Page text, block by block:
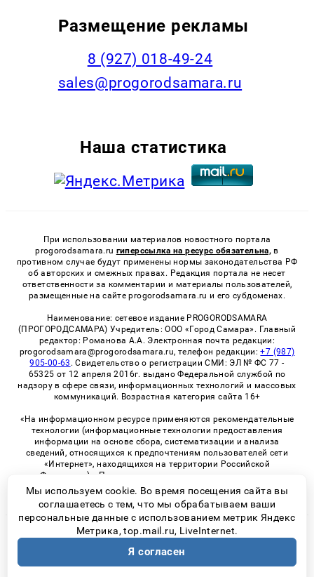
Размещение рекламы
8 (927) 018-49-24
sales@progorodsamara.ru
Наша статистика
При использовании материалов новостного портала
progorodsamara.ru гиперссылка на ресурс обязательна, в
противном случае будут применены нормы законодательства РФ
об авторских и смежных правах. Редакция портала не несет
ответственности за комментарии и материалы пользователей,
размещенные на сайте progorodsamara.ru и его субдоменах.
Наименование: сетевое издание PROGORODSAMARA
(ПРОГОРОДСАМАРА) Учредитель: ООО «Город Самара». Главный
редактор: Романова А.А. Электронная почта редакции:
progorodsamara@progorodsamara.ru, телефон редакции:+7 (987)
905-00-63 . Свидетельство о регистрации СМИ: ЭЛ № ФС 77 -
65325 от 12 апреля 2016г. выдано Федеральной службой по
надзору в сфере связи, информационных технологий и массовых
коммуникаций. Возрастная категория сайта 16+
«На информационном ресурсе применяются рекомендательные
технологии (информационные технологии предоставления
информации на основе сбора, систематизации и анализа
сведений, относящихся к предпочтениям пользователей сети
«Интернет», находящихся на территории Российской
Федерации)». Правила применения рекомендательных
технологий в виджетах рекламно-обменной сети
«СМИ2» (PDF)
© 2026 «ProGorodSamara» | Все права защищены
Возрастная категория сайта 16+
Политика конфиденциальности
Мы используем cookie. Во время посещения сайта вы
соглашаетесь с тем, что мы обрабатываем ваши
персональные данные с использованием метрик Яндекс
Метрика, top.mail.ru, LiveInternet.
Я согласен